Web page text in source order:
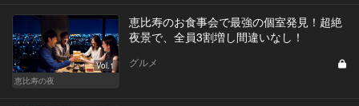
Vol.1
恵比寿の夜
恵比寿のお食事会で最強の個室発見！超絶
夜景で、全員3割増し間違いなし！
グルメ